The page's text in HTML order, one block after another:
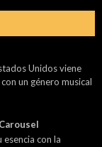
Unidos viene
un género musical
con la